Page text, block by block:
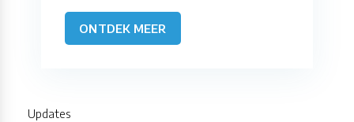
ONTDEK MEER
Updates